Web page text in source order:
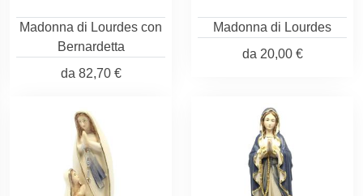
Madonna di Lourdes con
Bernardetta
da 82,70 €
Madonna di Lourdes
da 20,00 €